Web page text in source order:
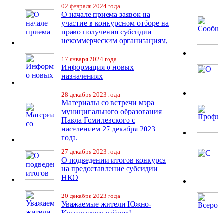
02 февраля 2024 года
О начале приема заявок на
участие в конкурсном отборе на
право получения субсидии
некоммерческим организациям,
17 января 2024 года
Информация о новых
назначениях
28 декабря 2023 года
Материалы со встречи мэра
муниципального образования
Павла Гомилевского с
населением 27 декабря 2023
года.
27 декабря 2023 года
О подведении итогов конкурса
на предоставление субсидии
НКО
20 декабря 2023 года
Уважаемые жители Южно-